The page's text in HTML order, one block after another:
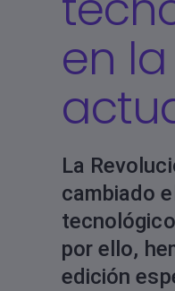
en la
La
cambiado
por ello,
edición